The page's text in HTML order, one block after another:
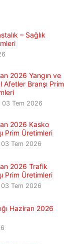
– Sağlık
2026 Yangın ve
Afetler Branşı Prim
03 Tem 2026
2026 Kasko
Prim Üretimleri
03 Tem 2026
2026 Trafik
Prim Üretimleri
03 Tem 2026
Haziran 2026